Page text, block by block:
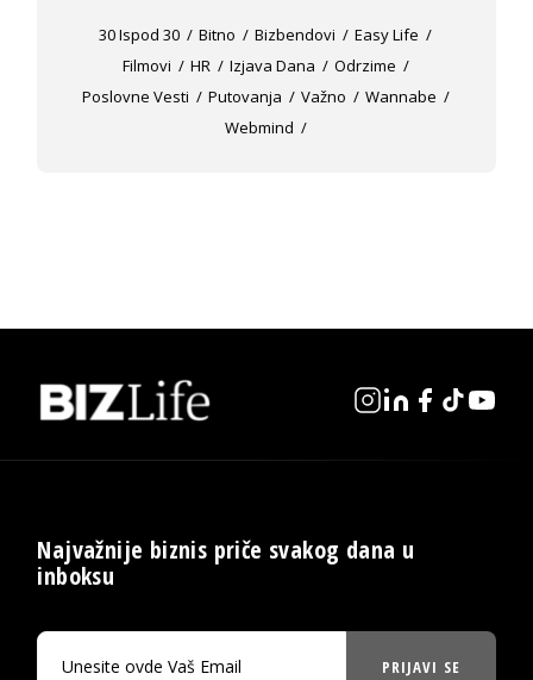
30 Ispod 30 Bitno Bizbendovi
Easy Life
Filmovi
HR Izjava Dana
Odrzime
Poslovne Vesti
Putovanja Važno
Wannabe
Webmind
Najvažnije biznis priče svakog dana u
inboksu
PRIJAVI SE